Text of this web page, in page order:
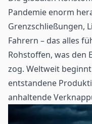
Pandemie enorm
Grenzschließungen,
Fahrern – das alles
Rohstoffen, was den
zog. Weltweit
entstandene
anhaltende